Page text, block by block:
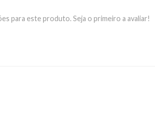
para este produto. Seja o primeiro a avaliar!